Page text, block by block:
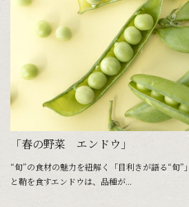
「春の野菜 エンドウ」
“旬”の食材の魅力を紐解く「目利きが語る“旬”
と鞘を食すエンドウは、品種が...